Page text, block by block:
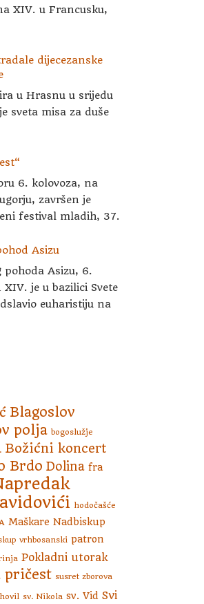
XIV. u Francusku,
dijecezanske
u Hrasnu u srijedu
sveta misa za duše
6. kolovoza, na
završen je
festival mladih, 37.
Asizu
Asizu, 6.
je u bazilici Svete
euharistiju na
Blagoslov
polja bogoslužje
Božićni koncert
Brdo Dolina fra
hodočašće
Maškare Nadbiskup
vrhbosanski patron
Pokladni utorak
pričest susret zborova
sv. Nikola sv. Vid Svi